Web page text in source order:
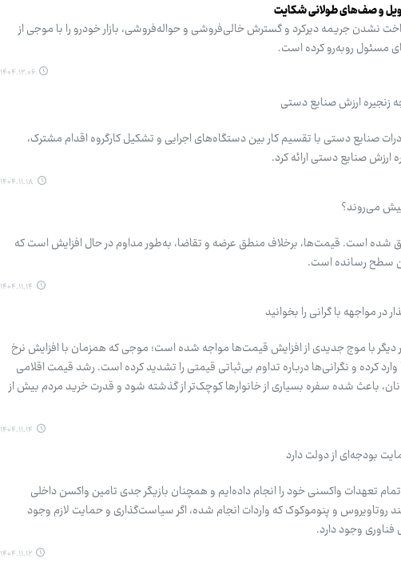
و صف‌های طولانی شکایت
‌نشدن جریمه دیرکرد و گسترش خالی‌فروشی و حواله‌فروشی، بازار خودرو را با موجی از
مسئول روبه‌رو کرده است.
۱۴۰۴.۱۲.۰۶
زنجیره ارزش صنایع دستی
صنایع دستی با تقسیم کار بین دستگاه‌های اجرایی و تشکیل کارگروه اقدام مشترک،
ارزش صنایع دستی ارائه کرد.
۱۴۰۴.۱۱.۱۸
می‌روند؟
شده است. قیمت‌ها، برخلاف منطق عرضه و تقاضا، به‌طور مداوم در حال افزایش است که
سطح رسانده است.
۱۴۰۴.۱۱.۱۴
در مواجهه با گرانی را بخوانید
دیگر با موج جدیدی از افزایش قیمت‌ها مواجه شده است؛ موجی که همزمان با افزایش نرخ
کرده و نگرانی‌ها درباره تداوم بی‌ثباتی قیمتی را تشدید کرده است. رشد قیمت اقلامی
نان، باعث شده سفره بسیاری از خانوارها کوچک‌تر از گذشته شود و قدرت خرید مردم بیش از
۱۴۰۴.۱۱.۱۴
بودجه‌ای از دولت دارد
تمام تعهدات واکسنی خود را انجام داده‌ایم و همچنان بازیگر جدی تامین واکسن داخلی
روتاویروس و پنوموکوک که واردات انجام شده، اگر سیاست‌گذاری و حمایت لازم وجود
فناوری وجود دارد.
۱۴۰۴.۱۱.۱۲